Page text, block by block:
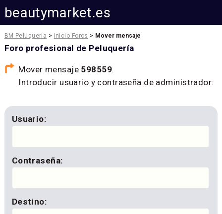
beautymarket.es
BM Peluquería > Inicio Foros > Mover mensaje
Foro profesional de Peluquería
Mover mensaje 598559.
Introducir usuario y contraseña de administrador:
Usuario:
Contraseña:
Destino: